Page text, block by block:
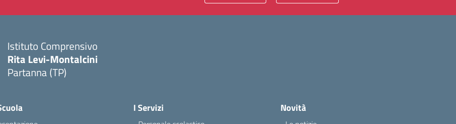
Istituto Comprensivo
Rita Levi-Montalcini
Partanna (TP)
I Servizi Novità